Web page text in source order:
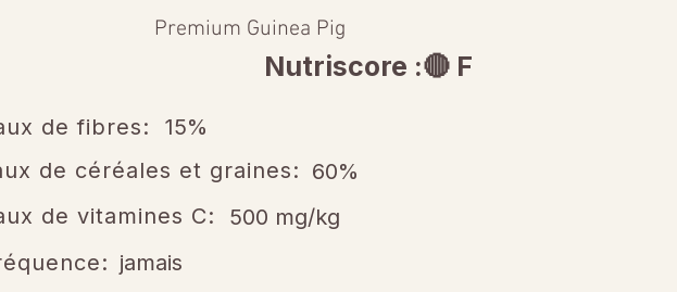
Premium Guinea Pig
Nutriscore :🔴 F
de fibres:
15%
60%
de céréales et graines:
de vitamines C:
500 mg/kg
jamais